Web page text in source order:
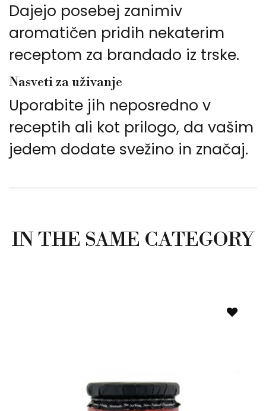
Dajejo posebej zanimiv
aromatičen pridih nekaterim
receptom za brandado iz trske.
Nasveti za uživanje
Uporabite jih neposredno v
receptih ali kot prilogo, da vašim
jedem dodate svežino in značaj.
IN THE SAME CATEGORY